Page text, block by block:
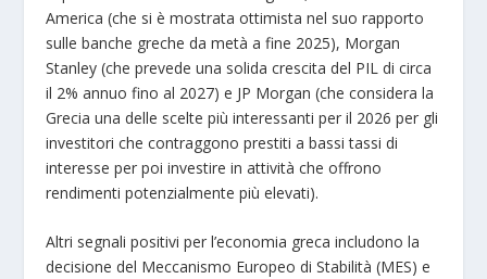
America (che si è mostrata ottimista nel suo rapporto
sulle banche greche da metà a fine 2025), Morgan
Stanley (che prevede una solida crescita del PIL di circa
il 2% annuo fino al 2027) e JP Morgan (che considera la
Grecia una delle scelte più interessanti per il 2026 per gli
investitori che contraggono prestiti a bassi tassi di
interesse per poi investire in attività che offrono
rendimenti potenzialmente più elevati).
Altri segnali positivi per l’economia greca includono la
decisione del Meccanismo Europeo di Stabilità (MES) e